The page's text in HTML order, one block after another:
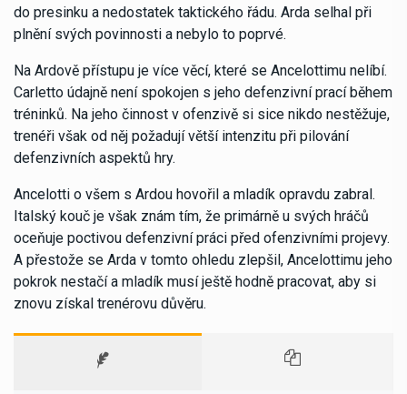
do presinku a nedostatek taktického řádu. Arda selhal při
plnění svých povinnosti a nebylo to poprvé.
Na Ardově přístupu je více věcí, které se Ancelottimu nelíbí.
Carletto údajně není spokojen s jeho defenzivní prací během
tréninků. Na jeho činnost v ofenzivě si sice nikdo nestěžuje,
trenéři však od něj požadují větší intenzitu při pilování
defenzivních aspektů hry.
Ancelotti o všem s Ardou hovořil a mladík opravdu zabral.
Italský kouč je však znám tím, že primárně u svých hráčů
oceňuje poctivou defenzivní práci před ofenzivními projevy.
A přestože se Arda v tomto ohledu zlepšil, Ancelottimu jeho
pokrok nestačí a mladík musí ještě hodně pracovat, aby si
znovu získal trenérovu důvěru.